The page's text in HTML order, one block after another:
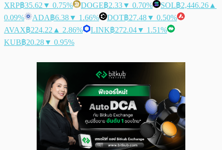
XRP฿35.62 ▼ 0.75% DOGE฿2.33▼ 0.70% SOL฿2,446.26 ▲
0.09%
ADA฿6.38▼ 1.66% DOT฿27.48▼ 0.50%
AVAX฿224.22 ▲ 2.86% LINK฿272.04▼ 1.51%
KUB฿20.28▼ 0.95%